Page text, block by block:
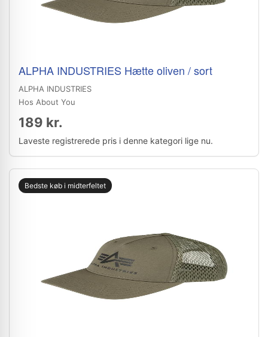
ALPHA INDUSTRIES Hætte oliven / sort
ALPHA INDUSTRIES
Hos About You
189 kr.
Laveste registrerede pris i denne kategori lige nu.
Bedste køb i midterfeltet